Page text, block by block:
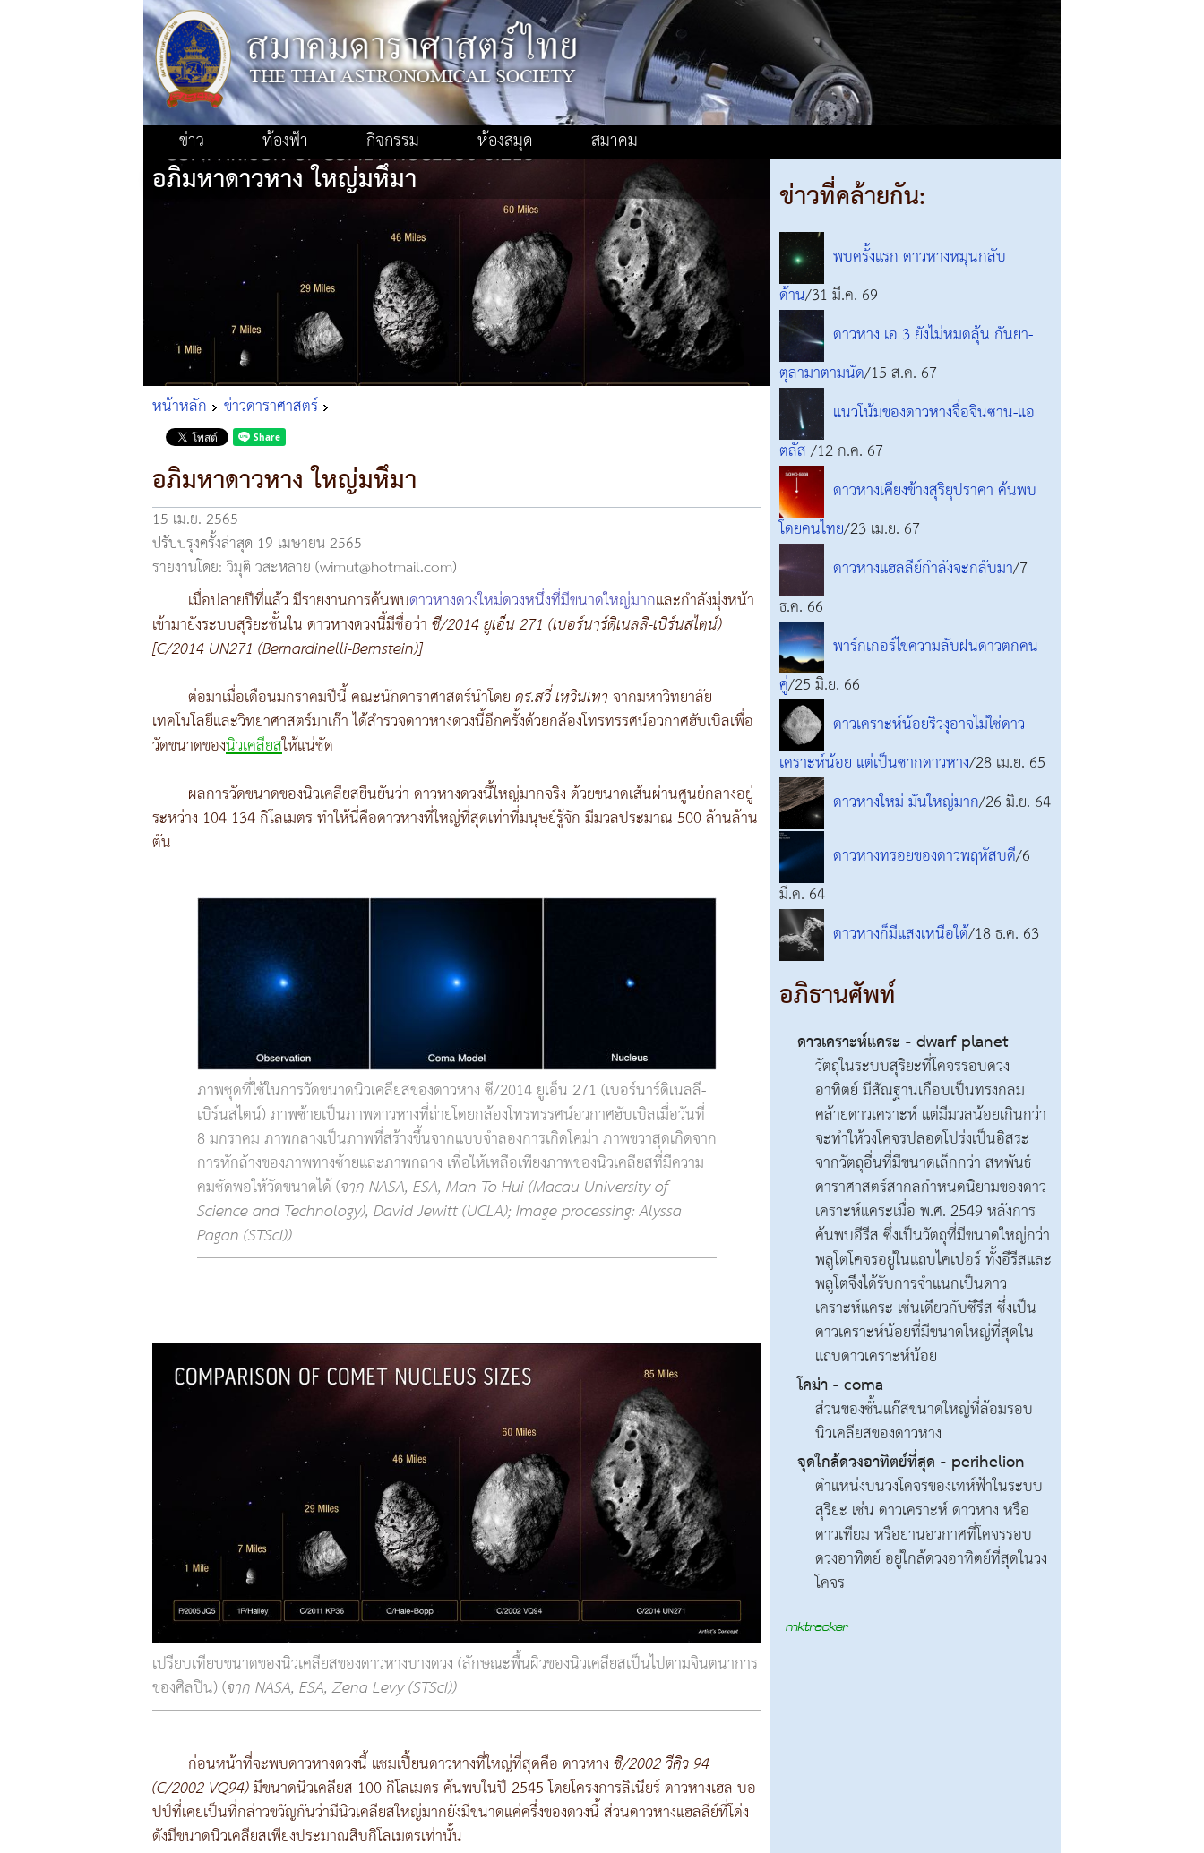
ข่าว ท้องฟ้า กิจกรรม ห้องสมุด สมาคม
อภิมหาดาวหาง ใหญ่มหึมา
หน้าหลัก ข่าวดาราศาสตร์
อภิมหาดาวหาง ใหญ่มหึมา
15 เม.ย. 2565
ปรับปรุงครั้งล่าสุด 19 เมษายน 2565
รายงานโดย: วิมุติ วสะหลาย (wimut@hotmail.com)
เมื่อปลายปีที่แล้ว มีรายงานการค้นพบดาวหางดวงใหม่ดวงหนึ่งที่มีขนาดใหญ่มากและกำลังมุ่งหน้า
เข้ามายังระบบสุริยะชั้นใน ดาวหางดวงนี้มีชื่อว่าซี/2014 ยูเอ็น 271 (เบอร์นาร์ดิเนลลี-เบิร์นสไตน์)
[C/2014 UN271 (Bernardinelli-Bernstein)]
ต่อมาเมื่อเดือนมกราคมปีนี้ คณะนักดาราศาสตร์นำโดยดร.สวี่ เหวินเทาจากมหาวิทยาลัย
เทคโนโลยีและวิทยาศาสตร์มาเก๊า ได้สำรวจดาวหางดวงนี้อีกครั้งด้วยกล้องโทรทรรศน์อวกาศฮับเบิลเพื่อ
วัดขนาดของนิวเคลียสให้แน่ชัด
ผลการวัดขนาดของนิวเคลียสยืนยันว่า ดาวหางดวงนี้ใหญ่มากจริง ด้วยขนาดเส้นผ่านศูนย์กลางอยู่
ระหว่าง 104-134 กิโลเมตร ทำให้นี่คือดาวหางที่ใหญ่ที่สุดเท่าที่มนุษย์รู้จัก มีมวลประมาณ 500 ล้านล้าน
ตัน
ภาพชุดที่ใช้ในการวัดขนาดนิวเคลียสของดาวหาง ซี/2014 ยูเอ็น 271 (เบอร์นาร์ดิเนลลี-
เบิร์นสไตน์) ภาพซ้ายเป็นภาพดาวหางที่ถ่ายโดยกล้องโทรทรรศน์อวกาศฮับเบิลเมื่อวันที่
8 มกราคม ภาพกลางเป็นภาพที่สร้างขึ้นจากแบบจำลองการเกิดโคม่า ภาพขวาสุดเกิดจาก
การหักล้างของภาพทางซ้ายและภาพกลาง เพื่อให้เหลือเพียงภาพของนิวเคลียสที่มีความ
คมชัดพอให้วัดขนาดได้ (จาก NASA, ESA, Man-To Hui (Macau University of
Science and Technology), David Jewitt (UCLA); Image processing: Alyssa
Pagan (STScI))
เปรียบเทียบขนาดของนิวเคลียสของดาวหางบางดวง (ลักษณะพื้นผิวของนิวเคลียสเป็นไปตามจินตนาการ
ของศิลปิน) (จาก NASA, ESA, Zena Levy (STScI))
ก่อนหน้าที่จะพบดาวหางดวงนี้ แชมเปี้ยนดาวหางที่ใหญ่ที่สุดคือ ดาวหางซี/2002 วีคิว 94
(C/2002 VQ94)มีขนาดนิวเคลียส 100 กิโลเมตร ค้นพบในปี 2545 โดยโครงการลิเนียร์ ดาวหางเฮล-บอ
ปป์ที่เคยเป็นที่กล่าวขวัญกันว่ามีนิวเคลียสใหญ่มากยังมีขนาดแค่ครึ่งของดวงนี้ ส่วนดาวหางแฮลลีย์ที่โด่ง
ดังมีขนาดนิวเคลียสเพียงประมาณสิบกิโลเมตรเท่านั้น
ข่าวที่คล้ายกัน:
พบครั้งแรก ดาวหางหมุนกลับ
ด้าน/31 มี.ค. 69
ดาวหาง เอ 3 ยังไม่หมดลุ้น กันยา-
ตุลามาตามนัด/15 ส.ค. 67
แนวโน้มของดาวหางจื่อจินซาน-แอ
ตลัส/12 ก.ค. 67
ดาวหางเคียงข้างสุริยุปราคา ค้นพบ
โดยคนไทย/23 เม.ย. 67
ดาวหางแฮลลีย์กำลังจะกลับมา/7
ธ.ค. 66
พาร์กเกอร์ไขความลับฝนดาวตกคน
คู่/25 มิ.ย. 66
ดาวเคราะห์น้อยริวงุอาจไม่ใช่ดาว
เคราะห์น้อย แต่เป็นซากดาวหาง/28 เม.ย. 65
ดาวหางใหม่ มันใหญ่มาก/26 มิ.ย. 64
ดาวหางทรอยของดาวพฤหัสบดี/6
มี.ค. 64
ดาวหางก็มีแสงเหนือใต้/18 ธ.ค. 63
อภิธานศัพท์
ดาวเคราะห์แคระ - dwarf planet
วัตถุในระบบสุริยะที่โคจรรอบดวง
อาทิตย์ มีสัณฐานเกือบเป็นทรงกลม
คล้ายดาวเคราะห์ แต่มีมวลน้อยเกินกว่า
จะทำให้วงโคจรปลอดโปร่งเป็นอิสระ
จากวัตถุอื่นที่มีขนาดเล็กกว่า สหพันธ์
ดาราศาสตร์สากลกำหนดนิยามของดาว
เคราะห์แคระเมื่อ พ.ศ. 2549 หลังการ
ค้นพบอีรีส ซึ่งเป็นวัตถุที่มีขนาดใหญ่กว่า
พลูโตโคจรอยู่ในแถบไคเปอร์ ทั้งอีรีสและ
พลูโตจึงได้รับการจำแนกเป็นดาว
เคราะห์แคระ เช่นเดียวกับซีรีส ซึ่งเป็น
ดาวเคราะห์น้อยที่มีขนาดใหญ่ที่สุดใน
แถบดาวเคราะห์น้อย
โคม่า - coma
ส่วนของชั้นแก๊สขนาดใหญ่ที่ล้อมรอบ
นิวเคลียสของดาวหาง
จุดใกล้ดวงอาทิตย์ที่สุด - perihelion
ตำแหน่งบนวงโคจรของเทห์ฟ้าในระบบ
สุริยะ เช่น ดาวเคราะห์ ดาวหาง หรือ
ดาวเทียม หรือยานอวกาศที่โคจรรอบ
ดวงอาทิตย์ อยู่ใกล้ดวงอาทิตย์ที่สุดในวง
โคจร